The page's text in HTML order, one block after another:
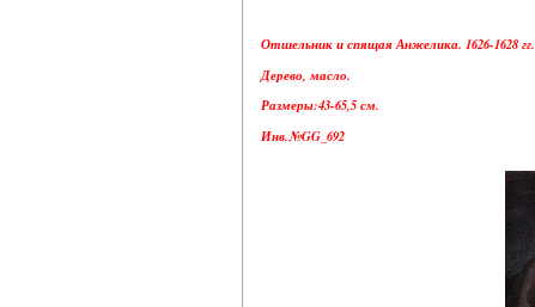
Отшельник и спящая Анжелика. 1626-1628 гг.
Дерево, масло.
Размеры:43-65,5 см.
Инв.№GG_692